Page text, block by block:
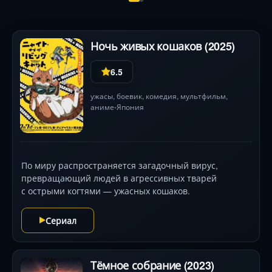
Ночь живых кошаков (2025)
6.5
ужасы, боевик, комедия, мультфильм,
аниме•Япония
По миру распространяется загадочный вирус,
превращающий людей в агрессивных тварей
с острыми когтями — ужасных кошаков.
Сериал
Тёмное собрание (2023)